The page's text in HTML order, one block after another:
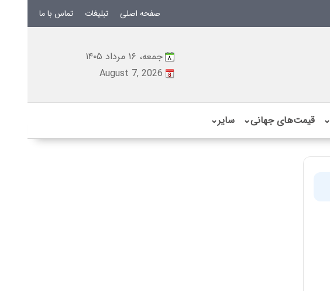
صفحه اصلی تبلیغات تماس با ما
جمعه، ۱۶ مرداد ۱۴۰۵
August 7, 2026
⌄ قیمت‌های جهانی⌄ سایر⌄